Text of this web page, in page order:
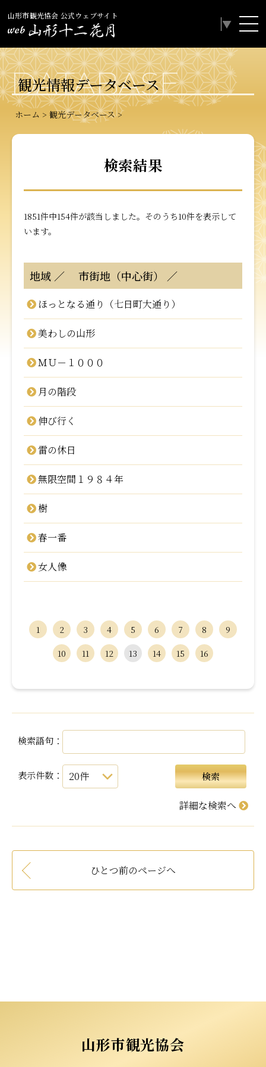
山形市観光協会 公式ウェブサイト
▼
観光情報データベース
DATABASE
ホーム 観光データベース
検索結果
1851件中154件が該当しました。そのうち10件を表示して
います。
地域 市街地（中心街）
ほっとなる通り（七日町大通り）
美わしの山形
ＭＵ－１０００
月の階段
伸び行く
雷の休日
無限空間１９８４年
樹
春一番
女人像
1 2 3 4 5 6 7 8
9
10
11 12 13 14 15 16
検索語句：
表示件数：
詳細な検索へ
ひとつ前のページへ
山形市観光協会